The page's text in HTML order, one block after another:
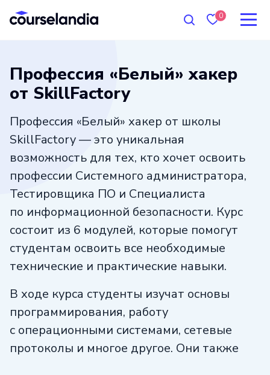
0
Профессия «Белый» хакер
от SkillFactory
Профессия «Белый» хакер от школы
SkillFactory — это уникальная
возможность для тех, кто хочет освоить
профессии Системного администратора,
Тестировщика ПО и Специалиста
по информационной безопасности. Курс
состоит из 6 модулей, которые помогут
студентам освоить все необходимые
технические и практические навыки.
В ходе курса студенты изучат основы
программирования, работу
с операционными системами, сетевые
протоколы и многое другое. Они также